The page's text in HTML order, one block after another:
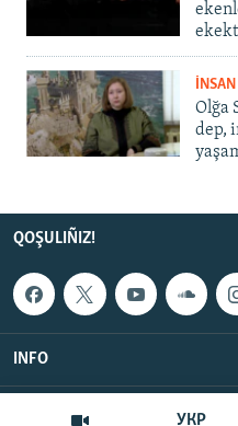
УКР
Olğa
dep,
QOŞULIÑIZ!
INFO
©